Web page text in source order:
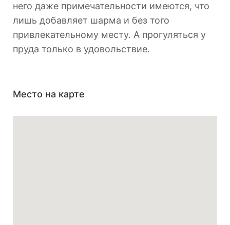
него даже примечательности имеются, что
лишь добавляет шарма и без того
привлекательному месту. А прогуляться у
пруда только в удовольствие.
Место на карте